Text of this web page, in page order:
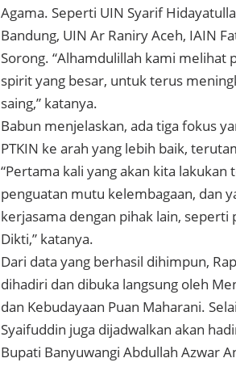
Agama. Seperti UIN Syarif
Bandung, UIN Ar Raniry Aceh, IAIN
Sorong. “Alhamdulillah kami
spirit yang besar, untuk terus
saing,” katanya.
Babun menjelaskan, ada tiga fokus
PTKIN ke arah yang lebih baik,
“Pertama kali yang akan kita
penguatan mutu kelembagaan, dan
kerjasama dengan pihak lain,
Dikti,” katanya.
Dari data yang berhasil dihimpun,
dihadiri dan dibuka langsung oleh
dan Kebudayaan Puan Maharani.
Syaifuddin juga dijadwalkan akan
Bupati Banyuwangi Abdullah Azwar